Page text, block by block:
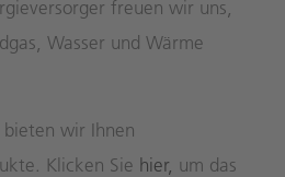
freuen wir uns,
Wasser und Wärme
wir Ihnen
Klicken Sie hier, um das